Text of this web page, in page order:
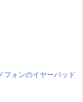
フォンのイヤーパッド